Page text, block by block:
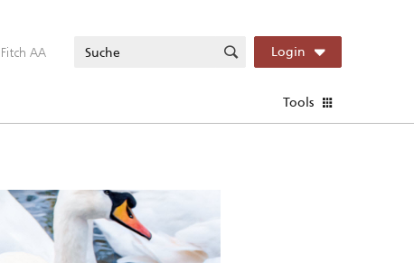
Fitch AA Login
Tools